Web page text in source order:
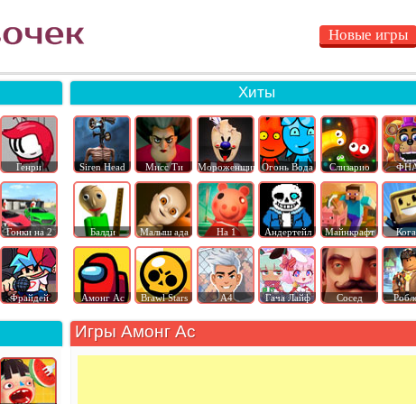
Новые игры
Генри
Гонки на 2
Фрайдей
Хиты
Siren Head Мисс Ти Мороженщик Огонь Вода Слизарио
Балди Малыш ада На 1 Андертейл Майнкрафт
Амонг Ас Brawl Stars А4 Гача Лайф Сосед
Игры Амонг Ас